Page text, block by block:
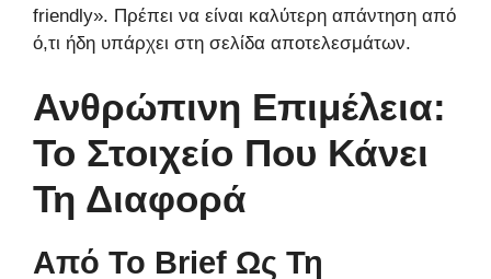
friendly». Πρέπει να είναι καλύτερη απάντηση από
ό,τι ήδη υπάρχει στη σελίδα αποτελεσμάτων.
Ανθρώπινη Επιμέλεια:
Το Στοιχείο Που Κάνει
Τη Διαφορά
Από Το Brief Ως Τη